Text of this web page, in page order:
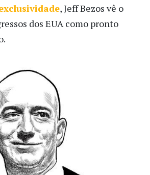
, Jeff Bezos vê o
dos EUA como pronto